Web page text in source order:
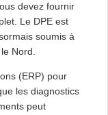
devez fournir
Le DPE est
soumis à
Nord.
(ERP) pour
les diagnostics
peut